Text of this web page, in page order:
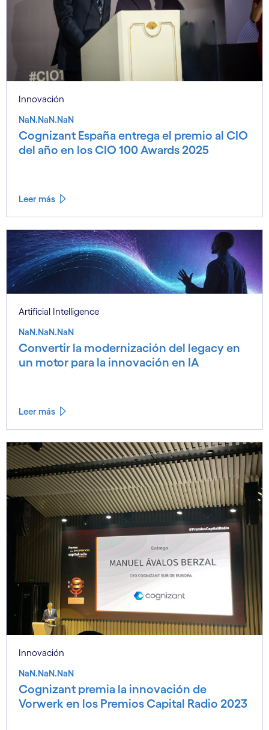
Innovación
NaN.NaN.NaN
Cognizant España entrega el premio al CIO
del año en los CIO 100 Awards 2025
Leer más
Artificial Intelligence
NaN.NaN.NaN
Convertir la modernización del legacy en
un motor para la innovación en IA
Leer más
Innovación
NaN.NaN.NaN
Cognizant premia la innovación de
Vorwerk en los Premios Capital Radio 2023